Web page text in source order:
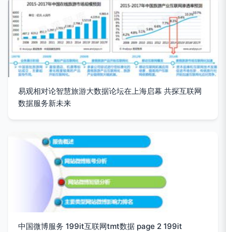
易观相对论智慧旅游大数据论坛在上海启幕 共探互联网
数据服务新未来
中国微博服务 199it互联网tmt数据 page 2 199it